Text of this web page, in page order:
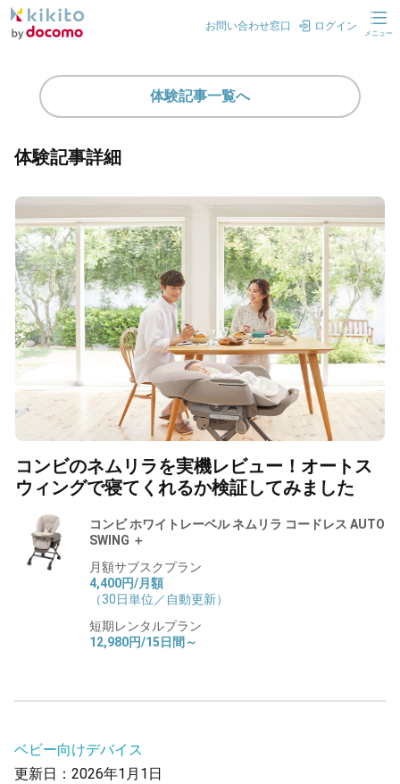
お問い合わせ窓口 ログイン
メニュー
体験記事一覧へ
体験記事詳細
コンビのネムリラを実機レビュー！オートス
ウィングで寝てくれるか検証してみました
コンビ ホワイトレーベル ネムリラ コードレス AUTO
SWING ＋
月額サブスクプラン
4,400円/月額
（30日単位／自動更新）
短期レンタルプラン
12,980円/15日間～
ベビー向けデバイス
更新日：2026年1月1日